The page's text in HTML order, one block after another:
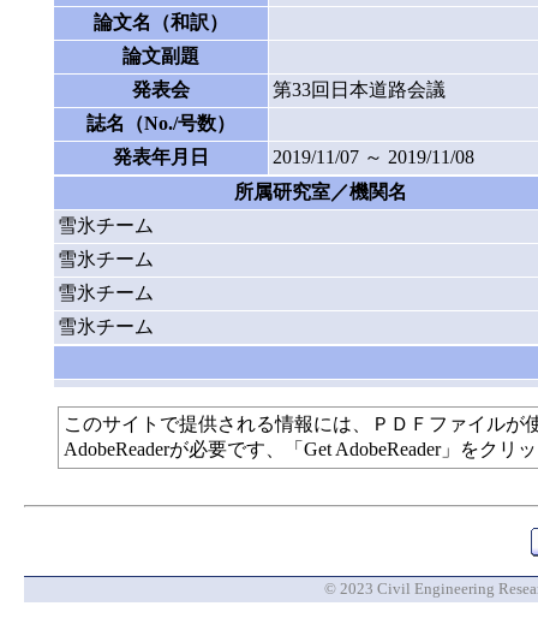
論文名（和訳）
論文副題
発表会
第33回日本道路会議
誌名（No./号数）
発表年月日
2019/11/07 ～ 2019/11/08
所属研究室／機関名
雪氷チーム
雪氷チーム
雪氷チーム
雪氷チーム
このサイトで提供される情報には、ＰＤＦファイル
AdobeReaderが必要です、「Get AdobeReader」をク
© 2023 Civil Engineering